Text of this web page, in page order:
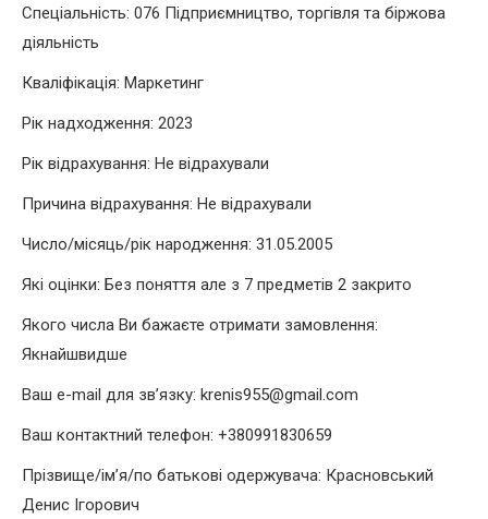
Спеціальність: 076 Підприємництво, торгівля та біржова
діяльність
Кваліфікація: Маркетинг
Рік надходження: 2023
Рік відрахування: Не відрахували
Причина відрахування: Не відрахували
Число/місяць/рік народження: 31.05.2005
Які оцінки: Без поняття але з 7 предметів 2 закрито
Якого числа Ви бажаєте отримати замовлення:
Якнайшвидше
Ваш e-mail для зв’язку: krenis955@gmail.com
Ваш контактний телефон: +380991830659
Прізвище/ім’я/по батькові одержувача: Красновський
Денис Ігорович